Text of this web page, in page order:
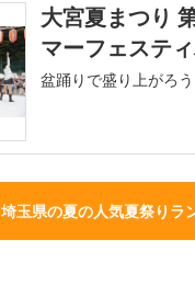
大宮夏まつり
マーフェステ
盆踊りで盛り上がろう
埼玉県の夏の人気夏祭りラ